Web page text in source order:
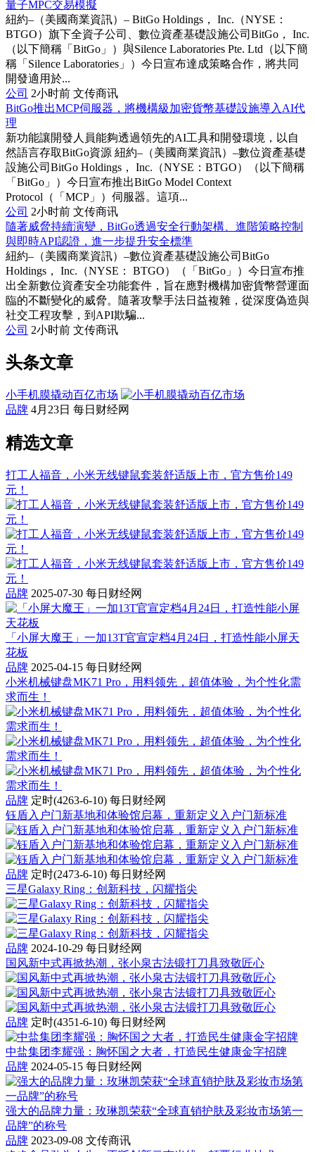
量子MPC交易模擬
紐約–（美國商業資訊）– BitGo Holdings， Inc.（NYSE：
BTGO）旗下全資子公司、數位資產基礎設施公司BitGo， Inc.
（以下簡稱「BitGo」）與Silence Laboratories Pte. Ltd（以下簡
稱「Silence Laboratories」）今日宣布達成策略合作，將共同
開發適用於...
公司 2小时前 文传商讯
BitGo推出MCP伺服器，將機構級加密貨幣基礎設施導入AI代
理
新功能讓開發人員能夠透過領先的AI工具和開發環境，以自
然語言存取BitGo資源 紐約–（美國商業資訊）–數位資產基礎
設施公司BitGo Holdings， Inc.（NYSE：BTGO）（以下簡稱
「BitGo」）今日宣布推出BitGo Model Context
Protocol（「MCP」）伺服器。這項...
公司 2小时前 文传商讯
隨著威脅持續演變，BitGo透過安全行動架構、進階策略控制
與即時API認證，進一步提升安全標準
紐約–（美國商業資訊）–數位資產基礎設施公司BitGo
Holdings， Inc.（NYSE： BTGO）（「BitGo」）今日宣布推
出全新數位資產安全功能套件，旨在應對機構加密貨幣營運面
臨的不斷變化的威脅。隨著攻擊手法日益複雜，從深度偽造與
社交工程攻擊，到API欺騙...
公司 2小时前 文传商讯
头条文章
小手机膜撬动百亿市场
品牌 4月23日 每日财经网
精选文章
打工人福音，小米无线键鼠套装舒适版上市，官方售价149
元！
品牌 2025-07-30 每日财经网
「小屏大魔王」一加13T官宣定档4月24日，打造性能小屏天
花板
品牌 2025-04-15 每日财经网
小米机械键盘MK71 Pro，用料领先，超值体验，为个性化需
求而生！
品牌 定时(4263-6-10) 每日财经网
钰盾入户门新基地和体验馆启幕，重新定义入户门新标准
品牌 定时(2473-6-10) 每日财经网
三星Galaxy Ring：创新科技，闪耀指尖
品牌 2024-10-29 每日财经网
国风新中式再掀热潮，张小泉古法锻打刀具致敬匠心
品牌 定时(4351-6-10) 每日财经网
中盐集团李耀强：胸怀国之大者，打造民生健康金字招牌
品牌 2024-05-15 每日财经网
强大的品牌力量：玫琳凯荣获“全球直销护肤及彩妆市场第一
品牌”的称号
品牌 2023-09-08 文传商讯